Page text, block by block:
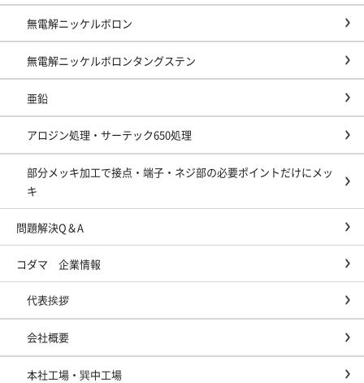
無電解ニッケルボロン
無電解ニッケルボロンタングステン
亜鉛
アロジン処理・サーテック650処理
部分メッキ加工で接点・端子・ネジ部の必要ポイントだけにメッ
キ
問題解決Q＆A
コダマ 企業情報
代表挨拶
会社概要
本社工場・巽中工場